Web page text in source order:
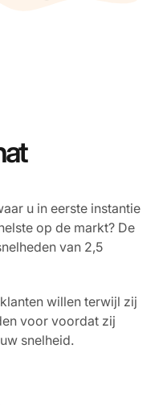
u in eerste instantie
op de markt? De
van 2,5
willen terwijl zij
voor voordat zij
snelheid.